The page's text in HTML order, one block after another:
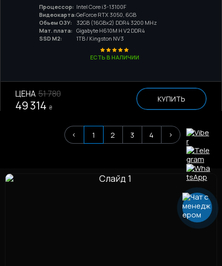
Процессор: Intel Core i3-13100F
Видеокарта:GeForce RTX 3050, 6GB
Обьем ОЗУ:
32GB (16GBx2) DDR4 3200 MHz
Мат. плата:
Gigabyte H610M H V2 DDR4
SSD M2:
1TB / Kingston NV3
ЕСТЬ В НАЛИЧИИ
ЦЕНА 51 780
49 314 ₴
КУПИТЬ
< 1 2 3 4 >